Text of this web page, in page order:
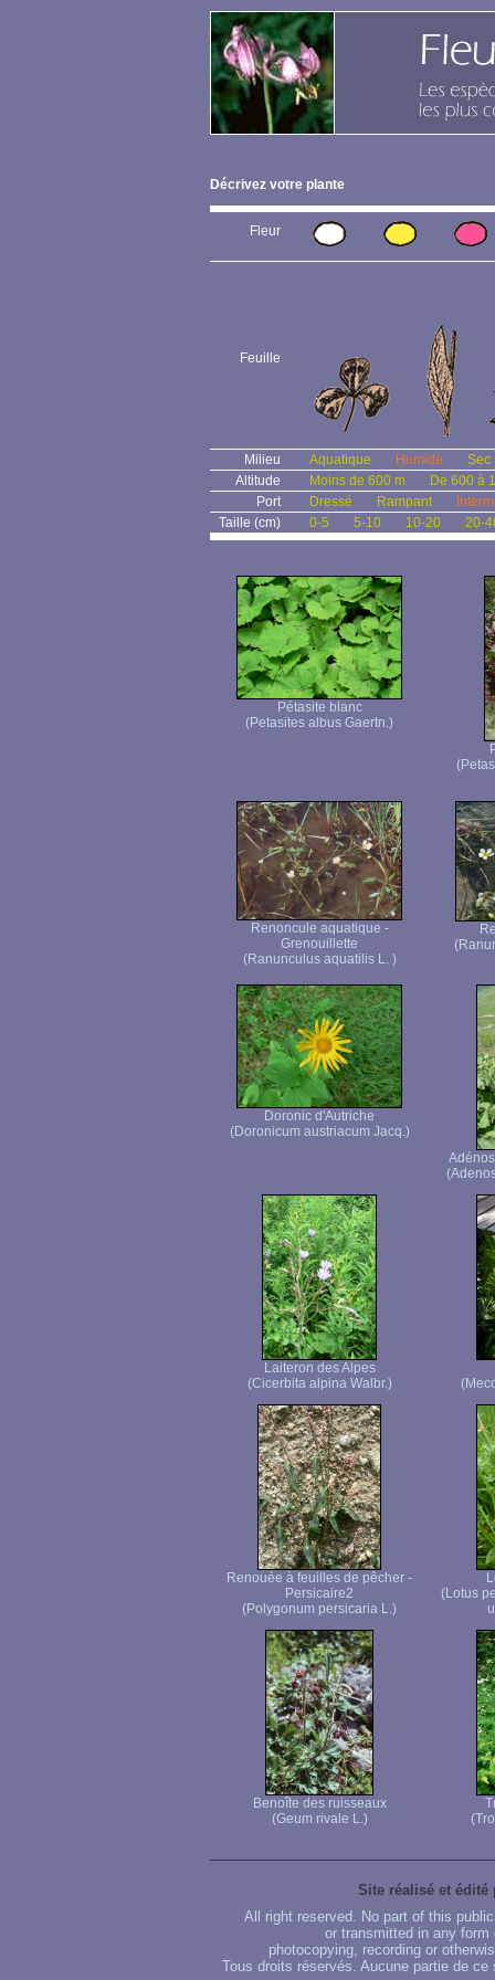
Décrivez votre plante
Fleur
Feuille
Milieu Aquatique Humide
Sec
Altitude
Moins de 600 m
De 600 à
Port
Dressé Rampant
Taille (cm)
0-5 5-10 10-20 20-
Pétasite blanc
(Petasites albus Gaertn.)
Renoncule aquatique -
Grenouillette
(Ranunculus aquatilis L. )
Doronic d'Autriche
(Doronicum austriacum Jacq.)
Laiteron des Alpes
(Cicerbita alpina Walbr.)
Renouée à feuilles de pêcher -
Persicaire2
(Polygonum persicaria L.)
(Lotus
Benoîte des ruisseaux
(Geum rivale L.)
Site réalisé et édité
All right reserved. No part of this
or transmitted in any
photocopying, recording or
Tous droits réservés. Aucune partie de